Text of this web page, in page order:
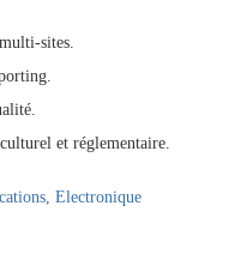
sites.
et réglementaire.
Electronique